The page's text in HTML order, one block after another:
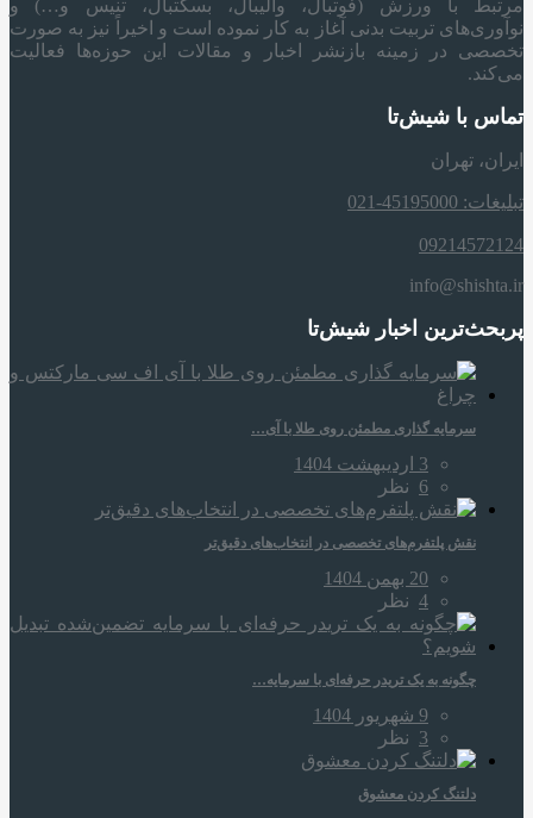
مرتبط با ورزش (فوتبال، والیبال، بسکتبال، تنیس و…) و
نوآوری‌های تربیت بدنی آغاز به کار نموده است و اخیراً نیز به صورت
تخصصی در زمینه بازنشر اخبار و مقالات این حوزه‌ها فعالیت
می‌کند.
تماس با شیش‌تا
ایران، تهران
تبلیغات: 45195000-021
09214572124
info@shishta.ir
پربحث‌ترین اخبار شیش‌تا
سرمایه‌ گذاری مطمئن روی طلا با آی…
3 اردیبهشت 1404
6 نظر
نقش پلتفرم‌های تخصصی در انتخاب‌های دقیق‌تر
20 بهمن 1404
4 نظر
چگونه به یک تریدر حرفه‌ای با سرمایه…
9 شهریور 1404
3 نظر
دلتنگ کردن معشوق